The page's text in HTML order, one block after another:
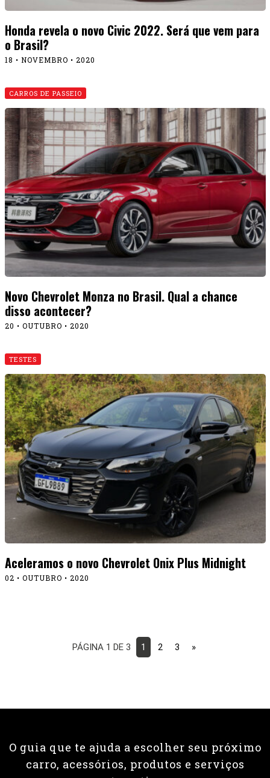
Honda revela o novo Civic 2022. Será que vem para
o Brasil?
18 • NOVEMBRO • 2020
CARROS DE PASSEIO
Novo Chevrolet Monza no Brasil. Qual a chance
disso acontecer?
20 • OUTUBRO • 2020
TESTES
Aceleramos o novo Chevrolet Onix Plus Midnight
02 • OUTUBRO • 2020
PÁGINA 1 DE 3 1 2 3 »
O guia que te ajuda a escolher seu próximo
carro, acessórios, produtos e serviços